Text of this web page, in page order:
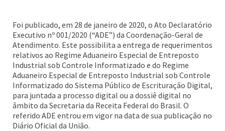
Foi publicado, em 28 de janeiro de 2020, o Ato Declaratório
Executivo nº 001/2020 (“ADE”) da Coordenação-Geral de
Atendimento. Este possibilita a entrega de requerimentos
relativos ao Regime Aduaneiro Especial de Entreposto
Industrial sob Controle Informatizado e do Regime
Aduaneiro Especial de Entreposto Industrial sob Controle
Informatizado do Sistema Público de Escrituração Digital,
para juntada a processo digital ou a dossiê digital no
âmbito da Secretaria da Receita Federal do Brasil. O
referido ADE entrou em vigor na data de sua publicação no
Diário Oficial da União.